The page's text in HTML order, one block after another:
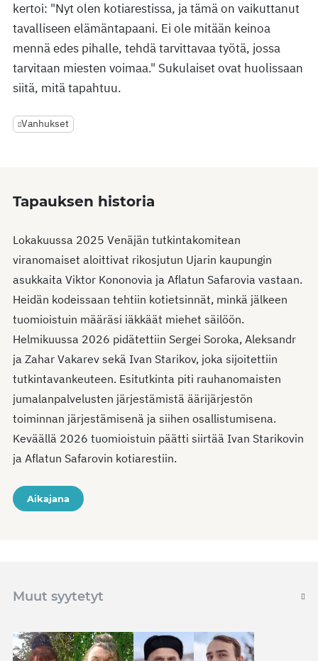
kertoi: "Nyt olen kotiarestissa, ja tämä on vaikuttanut
tavalliseen elämäntapaani. Ei ole mitään keinoa
mennä edes pihalle, tehdä tarvittavaa työtä, jossa
tarvitaan miesten voimaa." Sukulaiset ovat huolissaan
siitä, mitä tapahtuu.
Vanhukset
Tapauksen historia
Lokakuussa 2025 Venäjän tutkintakomitean
viranomaiset aloittivat rikosjutun Ujarin kaupungin
asukkaita Viktor Kononovia ja Aflatun Safarovia vastaan.
Heidän kodeissaan tehtiin kotietsinnät, minkä jälkeen
tuomioistuin määräsi iäkkäät miehet säilöön.
Helmikuussa 2026 pidätettiin Sergei Soroka, Aleksandr
ja Zahar Vakarev sekä Ivan Starikov, joka sijoitettiin
tutkintavankeuteen. Esitutkinta piti rauhanomaisten
jumalanpalvelusten järjestämistä äärijärjestön
toiminnan järjestämisenä ja siihen osallistumisena.
Keväällä 2026 tuomioistuin päätti siirtää Ivan Starikovin
ja Aflatun Safarovin kotiarestiin.
Aikajana
Muut syytetyt